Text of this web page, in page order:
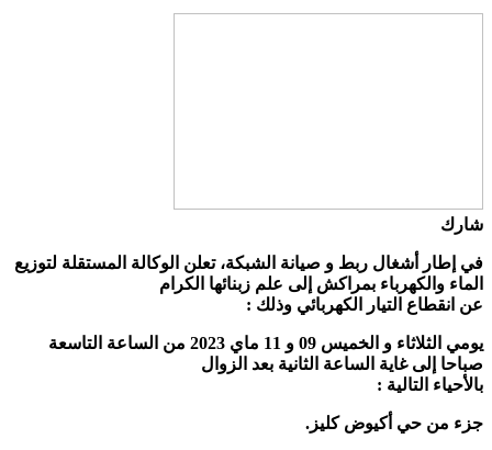
شارك
في إطار أشغال ربط و صيانة الشبكة، تعلن الوكالة المستقلة لتوزيع
الماء والكهرباء بمراكش إلى علم زبنائها الكرام
عن انقطاع التيار الكهربائي وذلك :
يومي الثلاثاء و الخميس 09 و 11 ماي 2023 من الساعة التاسعة
صباحا إلى غاية الساعة الثانية بعد الزوال
بالأحياء التالية :
جزء من حي أكيوض كليز.